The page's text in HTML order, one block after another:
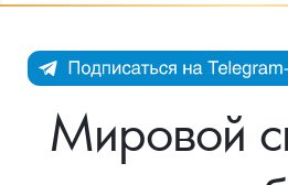
Каталог
Каталог Монет
Монеты Россия и СССР
Памятные и старинные монеты
Инфо
Подлинность монет
УслугиМировой